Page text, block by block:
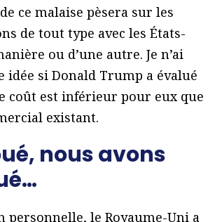
ce malaise pèsera sur les
de tout type avec les États-
ou d’une autre. Je n’ai
idée si Donald Trump a évalué
coût est inférieur pour eux que
existant.
nous avons
personnelle, le Royaume-Uni a